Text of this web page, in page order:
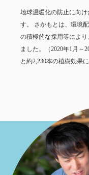
地球温暖化の防止に向
す。 さかもとは、環境
の積極的な採用等により
ました。（2020年1月～
と約2,230本の植樹効果